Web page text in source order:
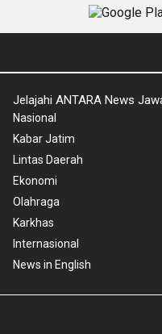
Jelajahi ANTARA News
Nasional
Kabar Jatim
Lintas Daerah
Ekonomi
Olahraga
Karkhas
Internasional
News in English